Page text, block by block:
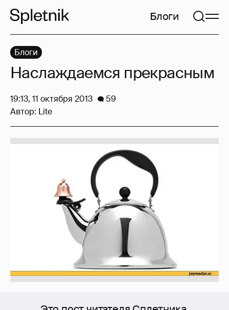
Блоги
Блоги
Наслаждаемся прекрасным
19:13, 11 октября 2013
59
Автор: Lite